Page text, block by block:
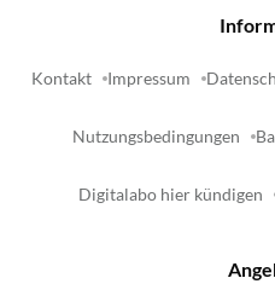
Kontakt Impressum
Nutzungsbedingungen
Digitalabo hier kündigen